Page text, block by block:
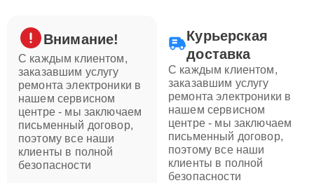
Внимание!
С каждым клиентом,
заказавшим услугу
ремонта электроники в
нашем сервисном
центре - мы заключаем
письменный договор,
поэтому все наши
клиенты в полной
безопасности
Курьерская
доставка
С каждым клиентом,
заказавшим услугу
ремонта электроники в
нашем сервисном
центре - мы заключаем
письменный договор,
поэтому все наши
клиенты в полной
безопасности